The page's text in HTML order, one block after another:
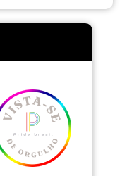
explícito de
Paulo no
nenhuma
em contato com